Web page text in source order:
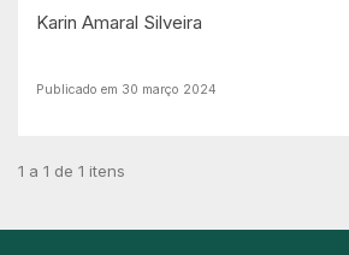
Karin Amaral Silveira
Publicado em 30 março 2024
1 a 1 de 1 itens